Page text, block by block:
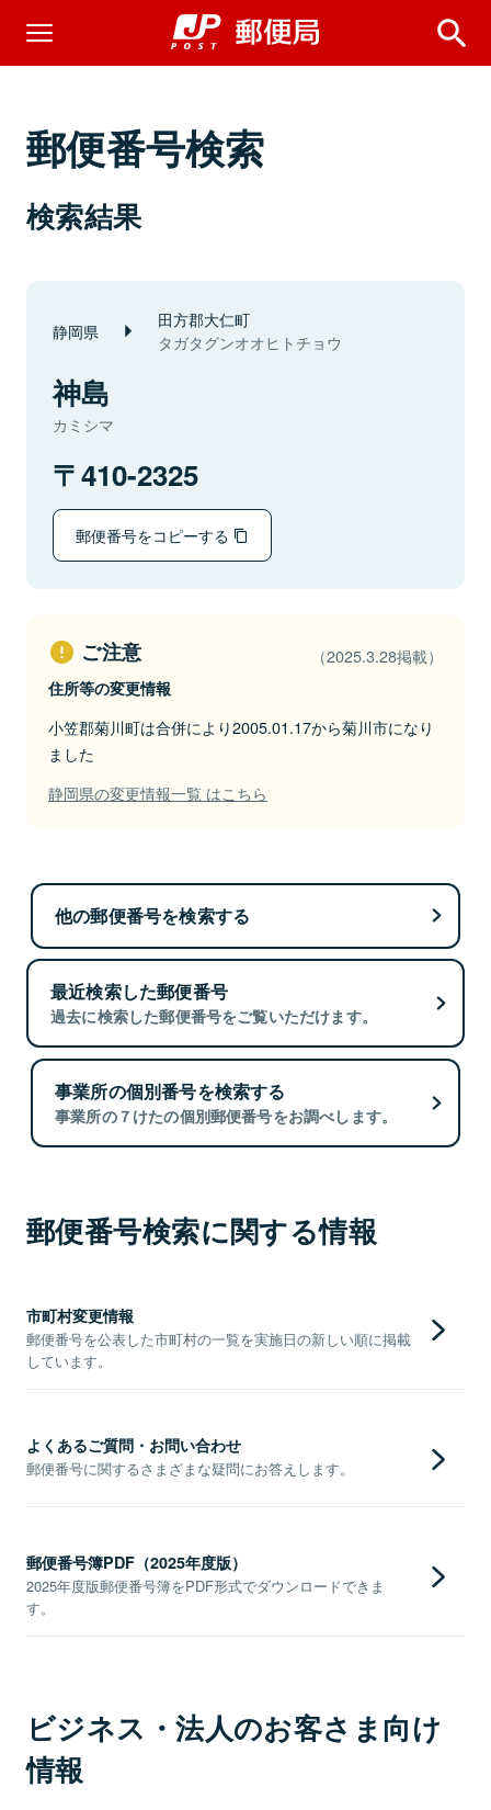
郵便番号検索
検索結果
静岡県 田方郡大仁町
タガタグンオオヒトチョウ
神島
カミシマ
410-2325
郵便番号をコピーする
ご注意 （2025.3.28掲載）
住所等の変更情報
小笠郡菊川町は合併により2005.01.17から菊川市になり
ました
静岡県の変更情報一覧 はこちら
他の郵便番号を検索する
最近検索した郵便番号
過去に検索した郵便番号をご覧いただけます。
事業所の個別番号を検索する
事業所の７けたの個別郵便番号をお調べします。
郵便番号検索に関する情報
市町村変更情報
郵便番号を公表した市町村の一覧を実施日の新しい順に掲載
しています。
よくあるご質問・お問い合わせ
郵便番号に関するさまざまな疑問にお答えします。
郵便番号簿PDF（2025年度版）
2025年度版郵便番号簿をPDF形式でダウンロードできま
す。
ビジネス・法人のお客さま向け
情報